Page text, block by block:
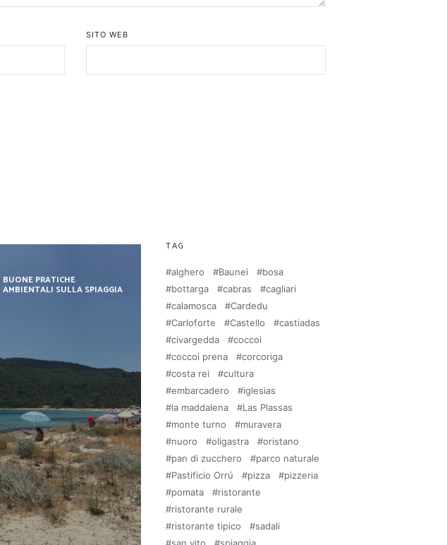
SITO WEB
BUONE PRATICHE
AMBIENTALI SULLA SPIAGGIA
TAG
alghero Baunei
bosa
bottarga
cabras
cagliari
calamosca
Cardedu
Carloforte
Castello
castiadas
civargedda
coccoi
coccoi prena
corcoriga
costa rei
cultura
embarcadero
iglesias
la maddalena
Las Plassas
monte turno
muravera
nuoro
oligastra
oristano
pan di zucchero
parco naturale
Pastificio Orrú
pizza
pizzeria
pomata
ristorante
ristorante rurale
ristorante tipico
sadali